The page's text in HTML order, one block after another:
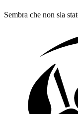
Sembra che non sia